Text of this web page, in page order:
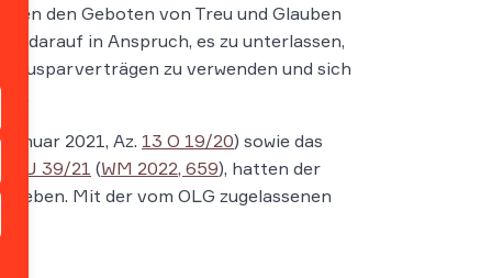
den Geboten von Treu und Glauben
darauf in Anspruch, es zu unterlassen,
zu verwenden und sich
2021, Az. 13 O 19/20) sowie das
3 U 39/21 (WM 2022, 659), hatten der
Mit der vom OLG zugelassenen